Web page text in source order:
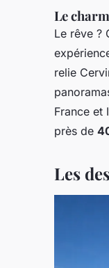
Le
Le rêve ?
relie
France et
près de
Les